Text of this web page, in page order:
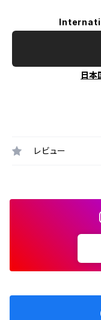
日本
レビュー